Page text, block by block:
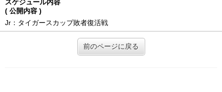
スケジュール内容
( 公開内容 )
Jr：タイガースカップ敗者復活戦
前のページに戻る